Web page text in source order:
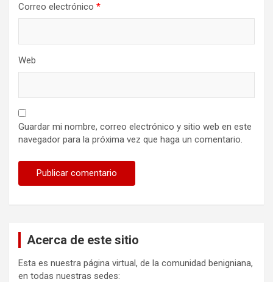
Correo electrónico *
Web
Guardar mi nombre, correo electrónico y sitio web en este
navegador para la próxima vez que haga un comentario.
Acerca de este sitio
Esta es nuestra página virtual, de la comunidad benigniana,
en todas nuestras sedes: